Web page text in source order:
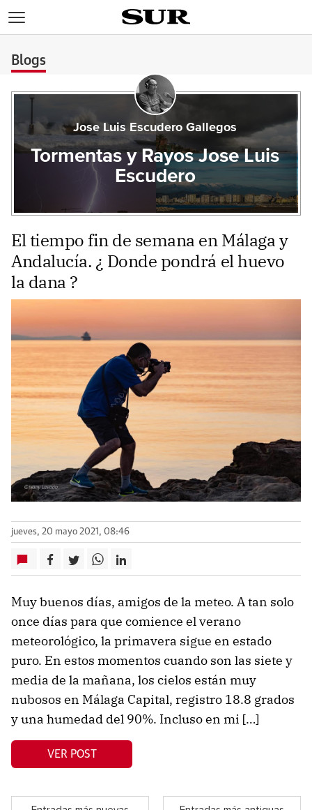
Blogs
Jose Luis Escudero Gallegos
Tormentas y Rayos Jose Luis
Escudero
El tiempo fin de semana en Málaga y
Andalucía. ¿ Donde pondrá el huevo
la dana ?
jueves, 20 mayo 2021, 08:46
Muy buenos días, amigos de la meteo. A tan solo
once días para que comience el verano
meteorológico, la primavera sigue en estado
puro. En estos momentos cuando son las siete y
media de la mañana, los cielos están muy
nubosos en Málaga Capital, registro 18.8 grados
y una humedad del 90%. Incluso en mi […]
VER POST